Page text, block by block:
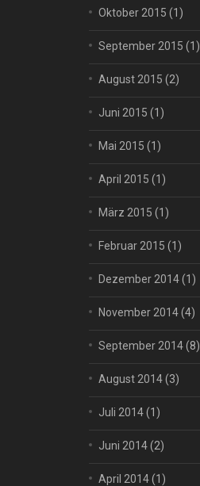
Oktober 2015 (1)
September 2015 (1)
August 2015 (2)
Juni 2015 (1)
Mai 2015 (1)
April 2015 (1)
März 2015 (1)
Februar 2015 (1)
Dezember 2014(1)
November 2014(4)
September 2014(8)
August 2014(3)
Juli 2014(1)
Juni 2014(2)
April 2014(1)